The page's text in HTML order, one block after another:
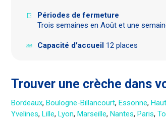
Périodes de fermeture
Trois semaines en Août et une
Capacité d'accueil 12 places
Trouver une crèche dans
Bordeaux, Boulogne-Billancourt, Essonne,
Yvelines, Lille, Lyon, Marseille, Nantes, Paris,